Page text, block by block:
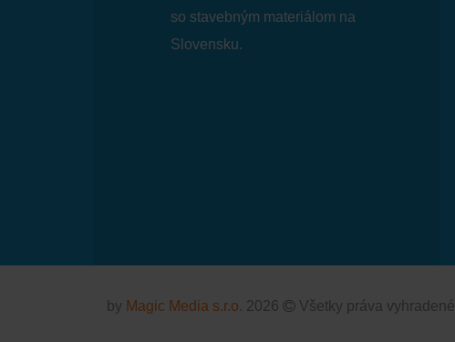
so stavebným materiálom na
Slovensku.
by Magic Media s.r.o. 2026 Všetky práva vyhradené